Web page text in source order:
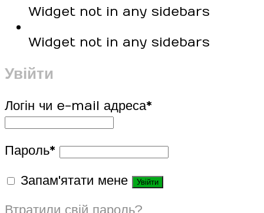
Widget not in any sidebars
Widget not in any sidebars
Увійти
Логін чи e-mail адреса*
Пароль*
Запам'ятати мене
Увійти